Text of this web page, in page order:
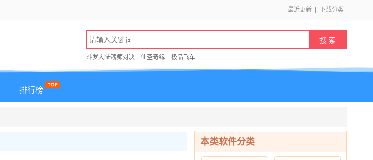
最近更新 下载分类
斗罗大陆魂师对决 仙圣奇缘 极品飞车
排行榜
本类软件分类